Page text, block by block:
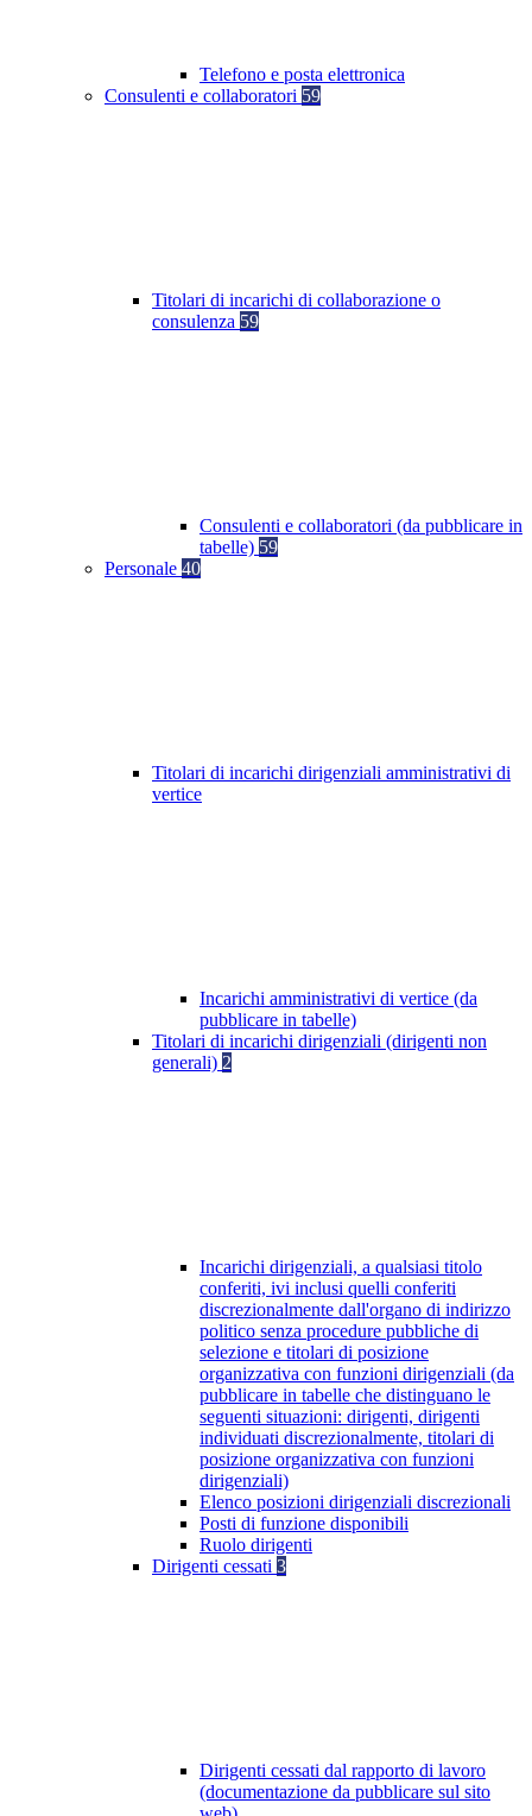
Telefono e posta elettronica
Consulenti e collaboratori 59
Titolari di incarichi di collaborazione o
consulenza 59
Consulenti e collaboratori (da pubblicare in
tabelle) 59
Personale 40
Titolari di incarichi dirigenziali amministrativi di
vertice
Incarichi amministrativi di vertice (da
pubblicare in tabelle)
Titolari di incarichi dirigenziali (dirigenti non
generali) 2
Incarichi dirigenziali, a qualsiasi titolo
conferiti, ivi inclusi quelli conferiti
discrezionalmente dall'organo di indirizzo
politico senza procedure pubbliche di
selezione e titolari di posizione
organizzativa con funzioni dirigenziali (da
pubblicare in tabelle che distinguano le
seguenti situazioni: dirigenti, dirigenti
individuati discrezionalmente, titolari di
posizione organizzativa con funzioni
dirigenziali)
Elenco posizioni dirigenziali discrezionali
Posti di funzione disponibili
Ruolo dirigenti
Dirigenti cessati 3
Dirigenti cessati dal rapporto di lavoro
(documentazione da pubblicare sul sito